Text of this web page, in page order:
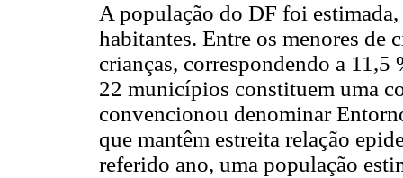
A população do DF foi
habitantes. Entre os menores de
crianças, correspondendo a
22 municípios constituem uma
convencionou denominar
que mantêm estreita relação
referido ano, uma população